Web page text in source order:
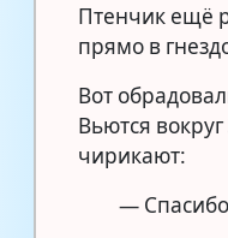
Птенчик ещё
прямо в
Вот
Вьются
чирикают:
—